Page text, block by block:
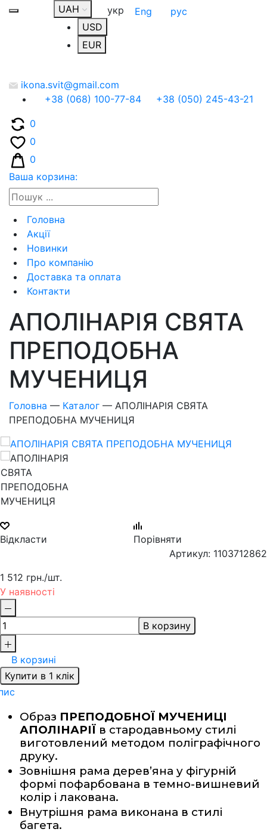
UAH
USD
EUR
укр Eng рус
ikona.svit@gmail.com
+38 (068) 100-77-84
+38 (050) 245-43-21
0
0
0
Ваша корзина:
Головна
Акції
Новинки
Про компанію
Доставка та оплата
Контакти
АПОЛІНАРІЯ СВЯТА
ПРЕПОДОБНА
МУЧЕНИЦЯ
Головна — Каталог — АПОЛІНАРІЯ СВЯТА
ПРЕПОДОБНА МУЧЕНИЦЯ
Відкласти
Порівняти
Артикул: 1103712862
1 512 грн./шт.
У наявності
В корзину
В корзині
Купити в 1 клік
Образ
АПОЛІНАРІЇ в стародавньому стилі
виготовлений методом поліграфічного
друку.
Зовнішня рама дерев’яна у фігурній
формі пофарбована в темно-вишневий
колір і лакована.
Внутрішня рама виконана в стилі
багета.